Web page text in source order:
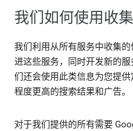
我们如何使用收
我们利用从所有服务中收集
进这些服务，同时开发新的
们还会使用此类信息为您提
程度更高的搜索结果和广告。
对于我们提供的所有需要